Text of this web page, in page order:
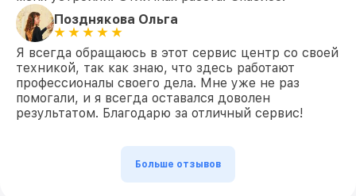
Позднякова Ольга
Я всегда обращаюсь в этот сервис центр со своей
техникой, так как знаю, что здесь работают
профессионалы своего дела. Мне уже не раз
помогали, и я всегда оставался доволен
результатом. Благодарю за отличный сервис!
Больше отзывов